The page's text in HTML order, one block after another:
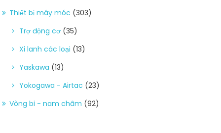
Thiết bị máy móc (303)
Trợ động cơ (35)
Xi lanh các loại (13)
Yaskawa (13)
Yokogawa - Airtac (23)
Vòng bi - nam châm (92)